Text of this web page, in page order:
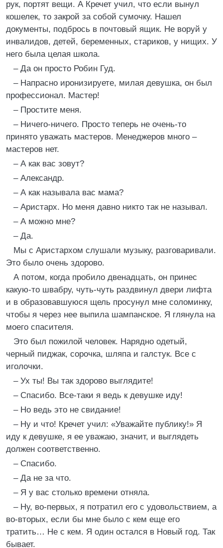
рук, портят вещи. А Кречет учил, что если вынул
кошелек, то закрой за собой сумочку. Нашел
документы, подбрось в почтовый ящик. Не воруй у
инвалидов, детей, беременных, стариков, у нищих. У
него была целая школа.
– Да он просто Робин Гуд.
– Напрасно иронизируете, милая девушка, он был
профессионал. Мастер!
– Простите меня.
– Ничего-ничего. Просто теперь не очень-то
принято уважать мастеров. Менеджеров много –
мастеров нет.
– А как вас зовут?
– Александр.
– А как называла вас мама?
– Аристарх. Но меня давно никто так не называл.
– А можно мне?
– Да.
Мы с Аристархом слушали музыку, разговаривали.
Это было очень здорово.
А потом, когда пробило двенадцать, он принес
какую-то швабру, чуть-чуть раздвинул двери лифта
и в образовавшуюся щель просунул мне соломинку,
чтобы я через нее выпила шампанское. Я глянула на
моего спасителя.
Это был пожилой человек. Нарядно одетый,
черный пиджак, сорочка, шляпа и галстук. Все с
иголочки.
– Ух ты! Вы так здорово выглядите!
– Спасибо. Все-таки я ведь к девушке иду!
– Но ведь это не свидание!
– Ну и что! Кречет учил: «Уважайте публику!» Я
иду к девушке, я ее уважаю, значит, и выглядеть
должен соответственно.
– Спасибо.
– Да не за что.
– Я у вас столько времени отняла.
– Ну, во-первых, я потратил его с удовольствием, а
во-вторых, если бы мне было с кем еще его
тратить… Не с кем. Я один остался в Новый год. Так
бывает.